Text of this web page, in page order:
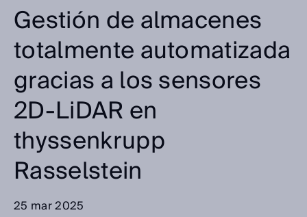
Gestión de almacenes
totalmente automatizada
gracias a los sensores
2D-LiDAR en
thyssenkrupp
Rasselstein
25 mar 2025